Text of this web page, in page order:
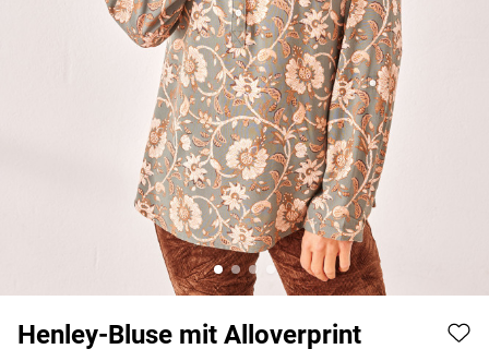
Henley-Bluse mit Alloverprint